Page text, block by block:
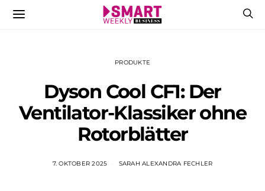
PRODUKTE
Dyson Cool CF1: Der
Ventilator-Klassiker ohne
Rotorblätter
7. OKTOBER 2025 SARAH ALEXANDRA FECHLER